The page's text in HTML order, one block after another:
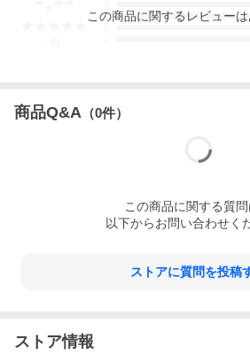
3
この商品に関するレビュー
商品Q&A （0件）
この商品に関する質問
以下からお問い合わせく
ストアに質問を投稿
ストア情報